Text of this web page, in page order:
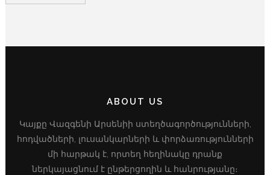
ABOUT US
Կայքը Վազգենի Արսենիի ստեղծագործությունների,
հոդվածների, լուսանկարների և փորձառությունների
մի հարթակ է, որտեղ հեղինակը դրանք
ներկայացնում է ընթերցողին և հանրությանը։